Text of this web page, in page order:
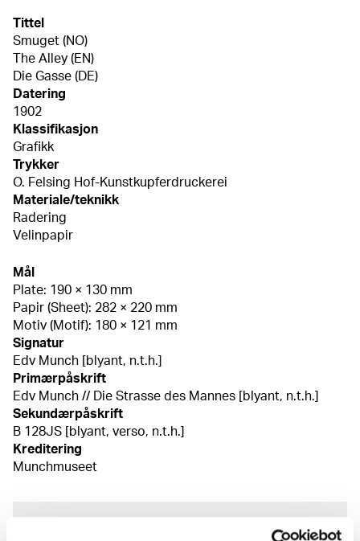
Tittel
Smuget (NO)
The Alley (EN)
Die Gasse (DE)
Datering
1902
Klassifikasjon
Grafikk
Trykker
O. Felsing Hof-Kunstkupferdruckerei
Materiale/teknikk
Radering
Velinpapir
Mål
Plate: 190 × 130 mm
Papir (Sheet): 282 × 220 mm
Motiv (Motif): 180 × 121 mm
Signatur
Edv Munch [blyant, n.t.h.]
Primærpåskrift
Edv Munch // Die Strasse des Mannes [blyant, n.t.h.]
Sekundærpåskrift
B 128JS [blyant, verso, n.t.h.]
Kreditering
Munchmuseet